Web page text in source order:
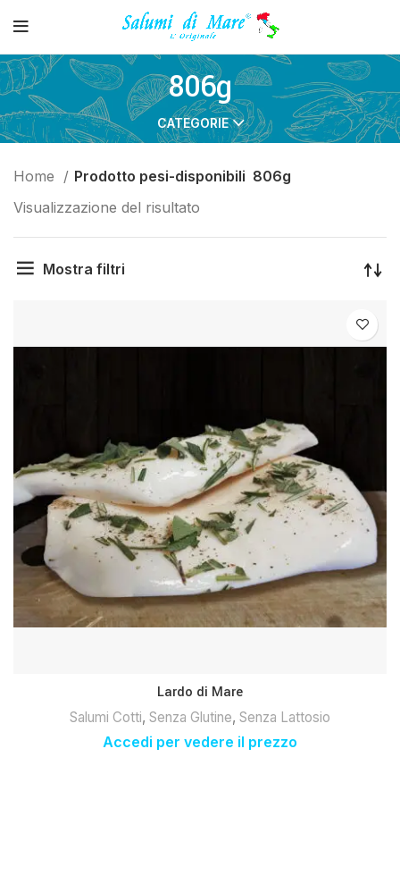
806g
CATEGORIE
Home Prodotto pesi-disponibili 806g
Visualizzazione del risultato
Mostra filtri
Lardo di Mare
Salumi Cotti, Senza Glutine, Senza Lattosio
Accedi per vedere il prezzo